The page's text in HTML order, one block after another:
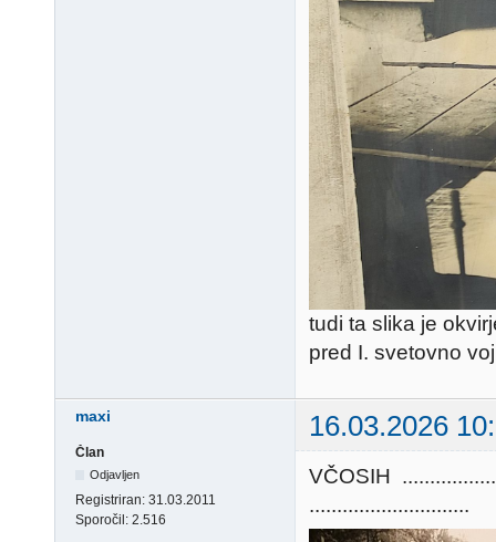
tudi ta slika je
pred I. svetovno
maxi 16.03.2026
Član
Odjavljen
Registriran: 31.03.2011
Sporočil: 2.516
VČOSIH
.............................